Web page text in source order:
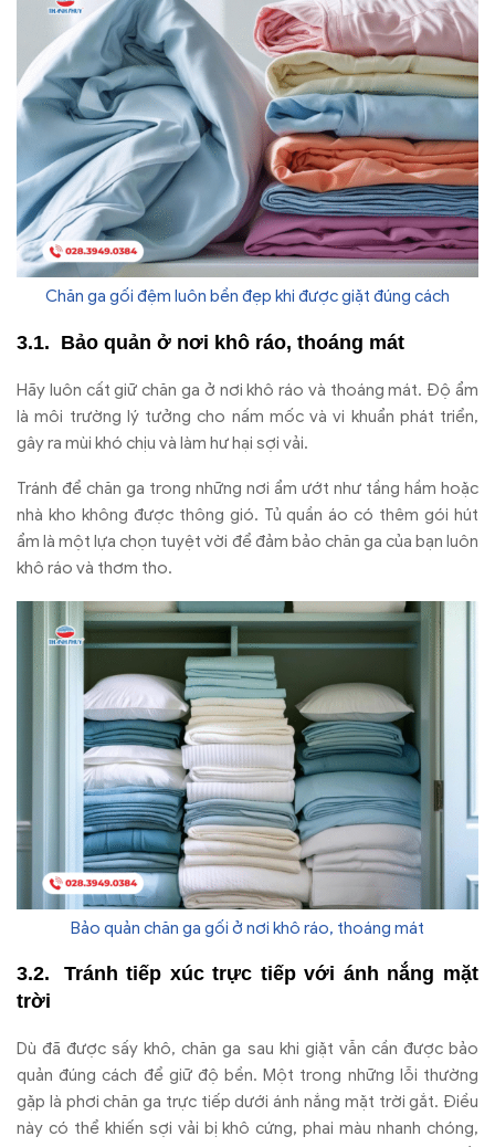
Chăn ga gối đệm luôn bền đẹp khi được giặt đúng cách
Bảo quản ở nơi khô ráo, thoáng mát
Hãy luôn cất giữ chăn ga ở nơi khô ráo và thoáng mát. Độ ẩm
là môi trường lý tưởng cho nấm mốc và vi khuẩn phát triển,
gây ra mùi khó chịu và làm hư hại sợi vải.
Tránh để chăn ga trong những nơi ẩm ướt như tầng hầm hoặc
nhà kho không được thông gió. Tủ quầnáo có thêm gói hút
ẩm là một lựa chọn tuyệt vời đểđảm bảo chăn ga của bạn luôn
khô ráo và thơm tho.
Bảo quản chăn ga gối ở nơi khô ráo, thoáng mát
Tránh tiếp xúc trực tiếp với ánh nắng mặt
trời
Dùđãđược sấy khô, chăn ga sau khi giặt vẫn cần được bảo
quảnđúng cách để giữ độ bền. Một trong những lỗi thường
gặp là phơi chăn ga trực tiếp dướiánh nắng mặt trời gắt. Điều
này có thể khiến sợi vải bị khô cứng, phai màu nhanh chóng,